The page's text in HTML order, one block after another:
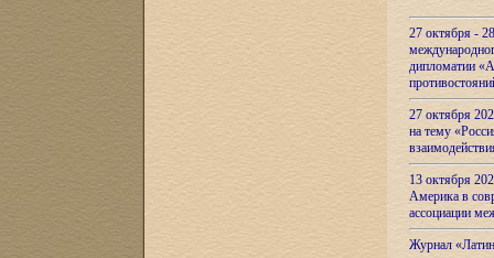
27 октября -
дипломатии
27 октября
на тему
13 октября
Америка в
ассоциации
Журнал